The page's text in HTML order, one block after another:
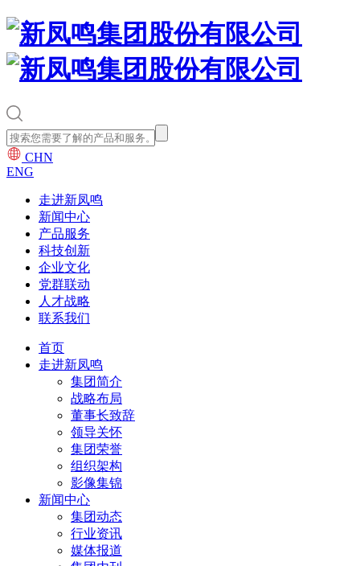
CHN
ENG
走进新凤鸣
新闻中心
产品服务
科技创新
企业文化
党群联动
人才战略
联系我们
首页
走进新凤鸣
集团简介
战略布局
董事长致辞
领导关怀
集团荣誉
组织架构
影像集锦
新闻中心
集团动态
行业资讯
媒体报道